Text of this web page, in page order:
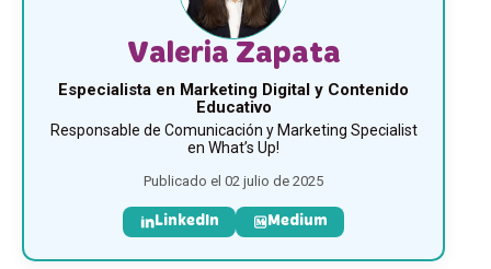
Valeria Zapata
Especialista en Marketing Digital y Contenido
Educativo
Responsable de Comunicación y Marketing Specialist
en What’s Up!
Publicado el 02 julio de 2025
LinkedIn Medium